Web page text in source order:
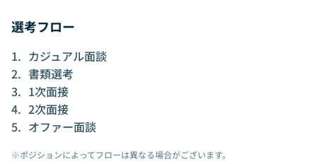
選考フロー
カジュアル面談
書類選考
1次面接
2次面接
オファー面談
※ポジションによってフローは異なる場合がございます。